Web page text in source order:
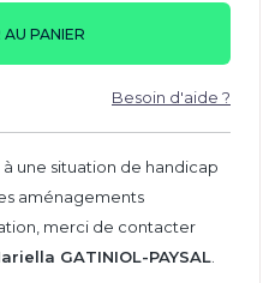
PANIER
Besoin d'aide ?
une situation de handicap
aménagements
merci de contacter
GATINIOL-PAYSAL